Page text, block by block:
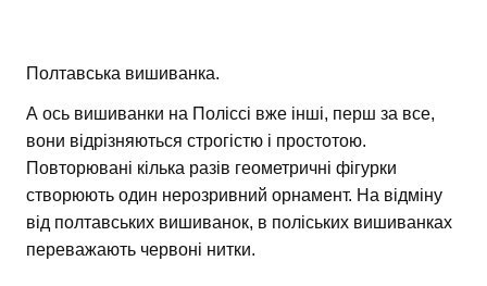
Полтавська вишиванка.
А ось вишиванки на Поліссі вже інші, перш за все,
вони відрізняються строгістю і простотою.
Повторювані кілька разів геометричні фігурки
створюють один нерозривний орнамент. На відміну
від полтавських вишиванок, в поліських вишиванках
переважають червоні нитки.